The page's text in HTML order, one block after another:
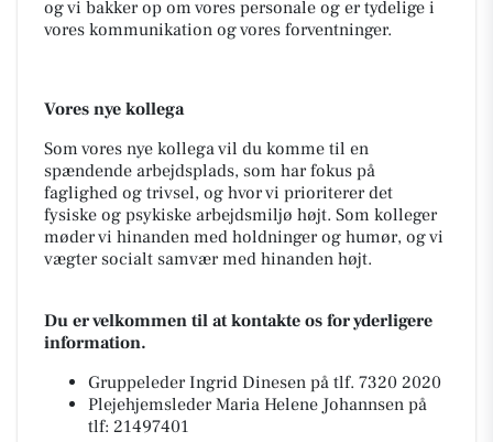
og vi bakker op om vores personale og er tydelige i
vores kommunikation og vores forventninger.
Vores nye kollega
Som vores nye kollega vil du komme til en
spændende arbejdsplads, som har fokus på
faglighed og trivsel, og hvor vi prioriterer det
fysiske og psykiske arbejdsmiljø højt. Som kolleger
møder vi hinanden med holdninger og humør, og vi
vægter socialt samvær med hinanden højt.
Du er velkommen til at kontakte os for yderligere
information.
Gruppeleder Ingrid Dinesen på tlf. 7320 2020
Plejehjemsleder Maria Helene Johannsen på
tlf: 21497401